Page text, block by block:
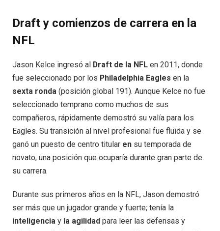
Draft y comienzos de carrera en la
NFL
Jason Kelce ingresó al Draft de la NFL en 2011, donde
fue seleccionado por los Philadelphia Eagles en la
sexta ronda (posición global 191). Aunque Kelce no fue
seleccionado temprano como muchos de sus
compañeros, rápidamente demostró su valía para los
Eagles. Su transición al nivel profesional fue fluida y se
ganó un puesto de centro titular en su temporada de
novato, una posición que ocuparía durante gran parte de
su carrera.
Durante sus primeros años en la NFL, Jason demostró
ser más que un jugador grande y fuerte; tenía la
inteligencia y la agilidad para leer las defensas y